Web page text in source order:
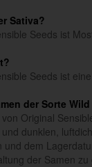
Sativa?
Seeds ist
Seeds ist
der Sorte
Original
dunklen,
dem
der Samen zu